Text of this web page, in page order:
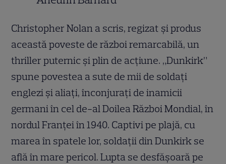
Christopher Nolan a scris, regizat şi produs
această poveste de război remarcabilă, un
thriller puternic şi plin de acţiune. „Dunkirk”
spune povestea a sute de mii de soldaţi
englezi şi aliaţi, înconjuraţi de inamicii
germani în cel de-al Doilea Război Mondial, în
nordul Franţei în 1940. Captivi pe plajă, cu
marea în spatele lor, soldaţii din Dunkirk se
află în mare pericol. Lupta se desfăşoară pe